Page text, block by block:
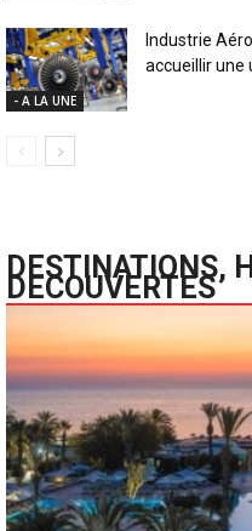
- A LA UNE
Industrie
accueillir une
DESTINATIONS,
DECOUVERTES